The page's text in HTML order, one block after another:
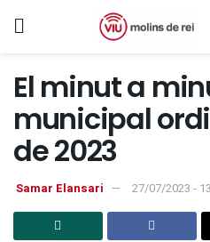
El minut a
municipal
de 2023
Samar Elansari 27/07/2023 -